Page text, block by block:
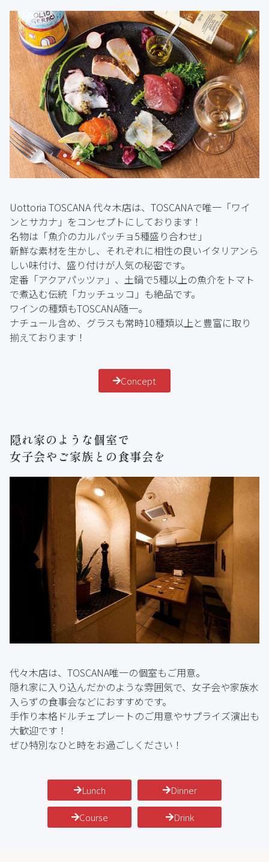
Uottoria TOSCANA 代々木店は、TOSCANAで唯一「ワイ
ンとサカナ」をコンセプトにしております！
名物は「魚介のカルパッチョ5種盛り合わせ」
新鮮な素材を生かし、それぞれに相性の良いイタリアンら
しい味付け、盛り付けが人気の秘密です。
定番「アクアパッツァ」、土鍋で5種以上の魚介をトマト
で煮込む伝統「カッチュッコ」も絶品です。
ワインの種類もTOSCANA随一。
ナチュール含め、グラスも常時10種類以上と豊富に取り
揃えております！
Concept
隠れ家のような個室で
女子会やご家族との食事会を
代々木店は、TOSCANA唯一の個室もご用意。
隠れ家に入り込んだかのような雰囲気で、女子会や家族水
入らずの食事会などにおすすめです。
手作り本格ドルチェプレートのご用意やサプライズ演出も
大歓迎です！
ぜひ特別なひと時をお過ごしください！
Lunch Dinner
Course Drink